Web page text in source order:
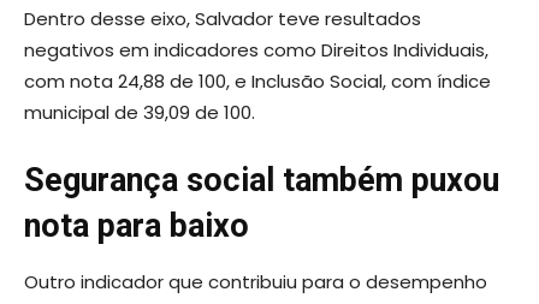
Dentro desse eixo, Salvador teve resultados
negativos em indicadores como Direitos Individuais,
com nota 24,88 de 100, e Inclusão Social, com índice
municipal de 39,09 de 100.
Segurança social também puxou
nota para baixo
Outro indicador que contribuiu para o desempenho